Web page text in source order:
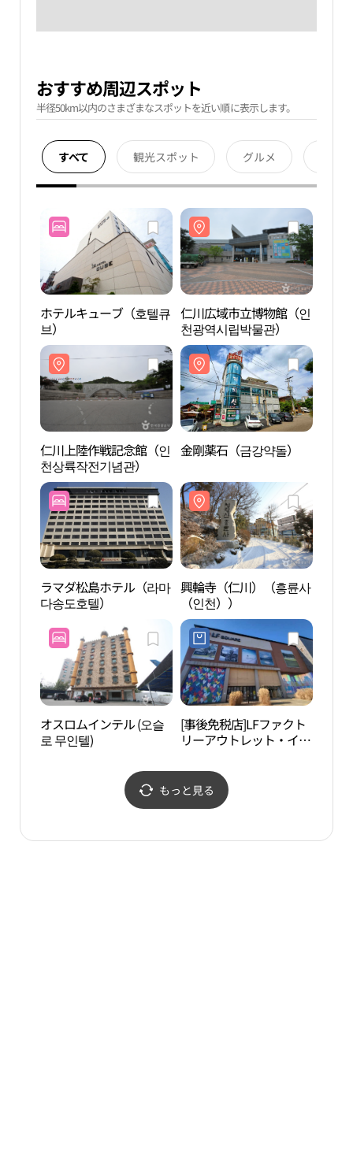
おすすめ周辺スポット
半径50km以内のさまざまなスポットを近い順に表示します。
すべて 観光スポット グルメ
ホテルキューブ（호텔큐
브）
仁川広域市立博物館（인
천광역시립박물관）
仁川上陸作戦記念館（인
천상륙작전기념관）
金剛薬石（금강약돌）
ラマダ松島ホテル（라마
다송도호텔）
興輪寺（仁川）（흥륜사
（인천））
オスロムインテル (오슬
로 무인텔)
[事後免税店]LFファクト
リーアウトレット・イン
토리아울렛 인천점)
もっと見る